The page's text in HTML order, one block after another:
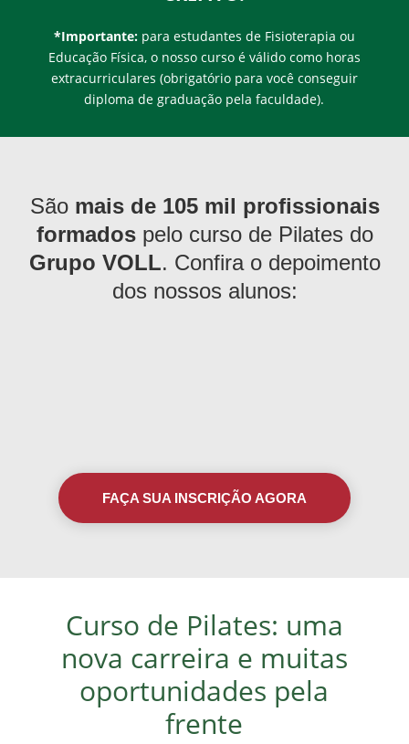
*Importante:para estudantes de Fisioterapia ou
Educação Física, o nosso curso é válido como horas
extracurriculares (obrigatório para você conseguir
diploma de graduação pela faculdade).
São mais de 105 mil profissionais
formadospelo curso de Pilates do
Grupo VOLL. Confira o depoimento
dos nossos alunos:
FAÇA SUA INSCRIÇÃO AGORA
Curso de Pilates: uma
nova carreira e muitas
oportunidades pela
frente